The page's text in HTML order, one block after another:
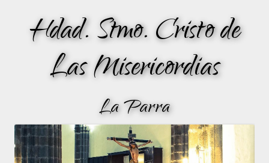
Hdad. Stmo. Cristo de
Las Misericordias
La Parra